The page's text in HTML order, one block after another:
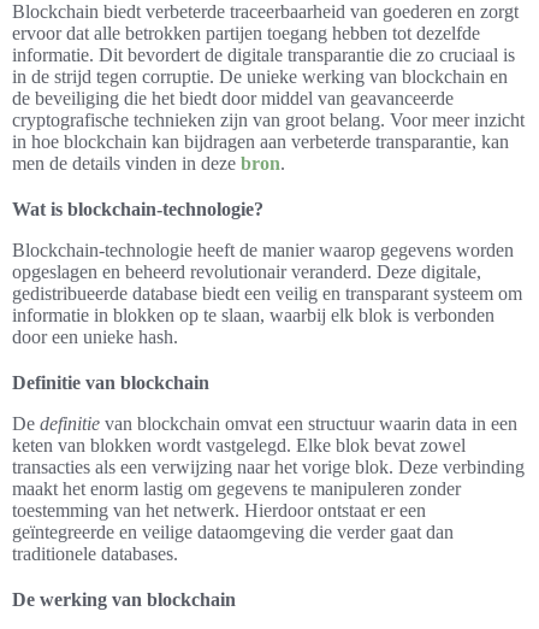
Blockchain biedt verbeterde traceerbaarheid van goederen en zorgt
ervoor dat alle betrokken partijen toegang hebben tot dezelfde
informatie. Dit bevordert de digitale transparantie die zo cruciaal is
in de strijd tegen corruptie. De unieke werking van blockchain en
de beveiliging die het biedt door middel van geavanceerde
cryptografische technieken zijn van groot belang. Voor meer inzicht
in hoe blockchain kan bijdragen aan verbeterde transparantie, kan
men de details vinden in deze bron.
Wat is blockchain-technologie?
Blockchain-technologie heeft de manier waarop gegevens worden
opgeslagen en beheerd revolutionair veranderd. Deze digitale,
gedistribueerde database biedt een veilig en transparant systeem om
informatie in blokken op te slaan, waarbij elk blok is verbonden
door een unieke hash.
Definitie van blockchain
De definitie van blockchain omvat een structuur waarin data in een
keten van blokken wordt vastgelegd. Elke blok bevat zowel
transacties als een verwijzing naar het vorige blok. Deze verbinding
maakt het enorm lastig om gegevens te manipuleren zonder
toestemming van het netwerk. Hierdoor ontstaat er een
geïntegreerde en veilige dataomgeving die verder gaat dan
traditionele databases.
De werking van blockchain